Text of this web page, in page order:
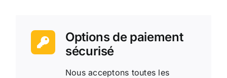
Options de paiement
sécurisé
Nous acceptons toutes les